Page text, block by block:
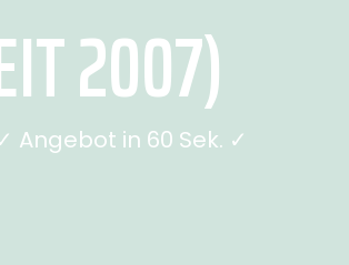
2007)
Angebot in 60 Sek. ✓